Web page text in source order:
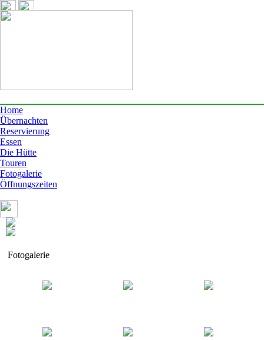
Home
Übernachten
Reservierung
Essen
Die Hütte
Touren
Fotogalerie
Öffnungszeiten
Fotogalerie